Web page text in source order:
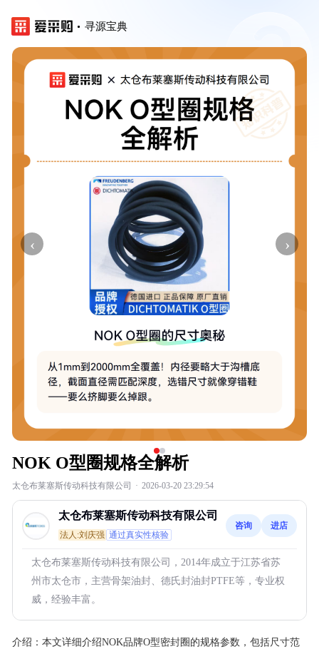
寻源宝典
‹ ›
NOK O型圈规格全解析
太仓布莱塞斯传动科技有限公司 · 2026-03-20 23:29:54
太仓布莱塞斯传动科技有限公司
法人:刘庆强 通过真实性核验
咨询 进店
太仓布莱塞斯传动科技有限公司，2014年成立于江苏省苏
州市太仓市，主营骨架油封、德氏封油封PTFE等，专业权
威，经验丰富。
介绍： 本文详细介绍NOK品牌O型密封圈的规格参数，包括尺寸范